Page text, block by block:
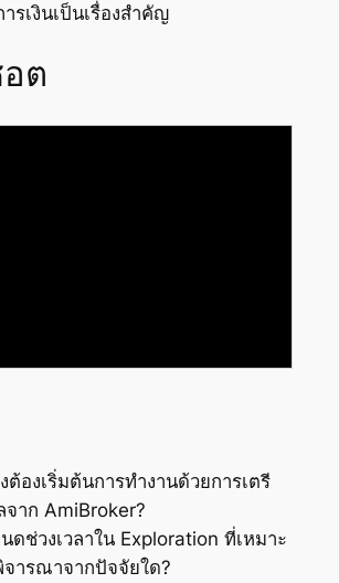
รเงินเป็นเรื่องสำคัญ
ต
ต้องเริ่มต้นการทำงานด้วยการเตรี
าก AmiBroker?
ดช่วงเวลาใน Exploration ที่เหมาะ
ารณาจากปัจจัยใด?